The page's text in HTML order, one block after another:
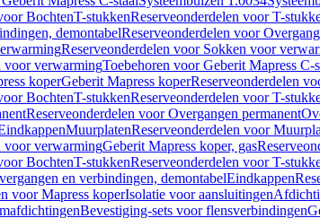
BochtenT-stukkenReserveonderdelen voor T-
demontabelReserveonderdelen voor
Reserveonderdelen voor Sokken voor
voor verwarmingToebehoren voor Geberit Mapress C-
koperGeberit Mapress koperReserveonderdelen
BochtenT-stukkenReserveonderdelen voor T-
Reserveonderdelen voor Overgangen permanent
MuurplatenReserveonderdelen voor
voor verwarmingGeberit Mapress koper, gas
BochtenT-stukkenReserveonderdelen voor T-
en verbindingen, demontabelEindkappen
voor Mapress koperIsolatie voor aansluitingen
Bevestiging-sets voor flensverbindingen